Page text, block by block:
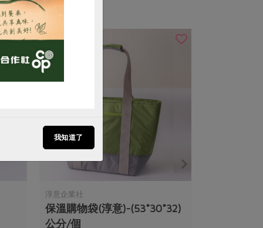
淳意企業社
保溫購物袋(淳意)-(53*30*32)
公分/個
我知道了